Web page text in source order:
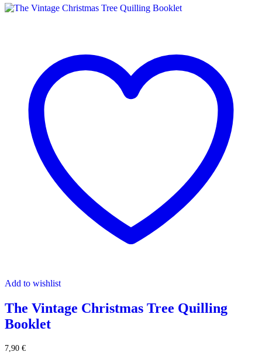
Add to wishlist
The Vintage Christmas Tree Quilling
Booklet
7,90 €